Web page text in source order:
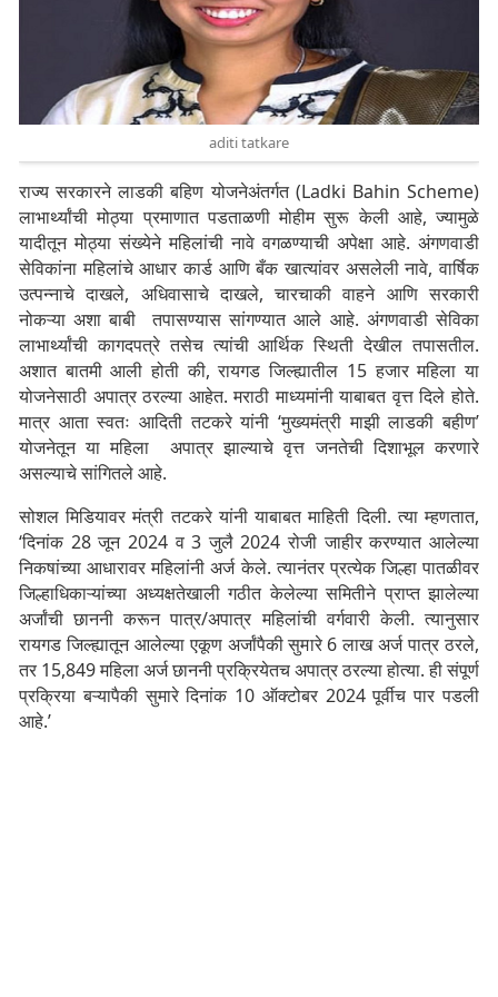
aditi tatkare
राज्य सरकारने लाडकी बहिण योजनेअंतर्गत (Ladki Bahin Scheme)
लाभार्थ्यांची मोठ्या प्रमाणात पडताळणी मोहीम सुरू केली आहे, ज्यामुळे
यादीतून मोठ्या संख्येने महिलांची नावे वगळण्याची अपेक्षा आहे. अंगणवाडी
सेविकांना महिलांचे आधार कार्ड आणि बँक खात्यांवर असलेली नावे, वार्षिक
उत्पन्नाचे दाखले, अधिवासाचे दाखले, चारचाकी वाहने आणि सरकारी
नोकऱ्या अशा बाबी तपासण्यास सांगण्यात आले आहे. अंगणवाडी सेविका
लाभार्थ्यांची कागदपत्रे तसेच त्यांची आर्थिक स्थिती देखील तपासतील.
अशात बातमी आली होती की, रायगड जिल्ह्यातील 15 हजार महिला या
योजनेसाठी अपात्र ठरल्या आहेत. मराठी माध्यमांनी याबाबत वृत्त दिले होते.
मात्र आता स्वतः आदिती तटकरे यांनी ‘मुख्यमंत्री माझी लाडकी बहीण’
योजनेतून या महिला अपात्र झाल्याचे वृत्त जनतेची दिशाभूल करणारे
असल्याचे सांगितले आहे.
सोशल मिडियावर मंत्री तटकरे यांनी याबाबत माहिती दिली. त्या म्हणतात,
‘दिनांक 28 जून 2024 व 3 जुलै 2024 रोजी जाहीर करण्यात आलेल्या
निकषांच्या आधारावर महिलांनी अर्ज केले. त्यानंतर प्रत्येक जिल्हा पातळीवर
जिल्हाधिकाऱ्यांच्या अध्यक्षतेखाली गठीत केलेल्या समितीने प्राप्त झालेल्या
अर्जांची छाननी करून पात्र/अपात्र महिलांची वर्गवारी केली. त्यानुसार
रायगड जिल्ह्यातून आलेल्या एकूण अर्जांपैकी सुमारे 6 लाख अर्ज पात्र ठरले,
तर 15,849 महिला अर्ज छाननी प्रक्रियेतच अपात्र ठरल्या होत्या. ही संपूर्ण
प्रक्रिया बऱ्यापैकी सुमारे दिनांक 10 ऑक्टोबर 2024 पूर्वीच पार पडली
आहे.’